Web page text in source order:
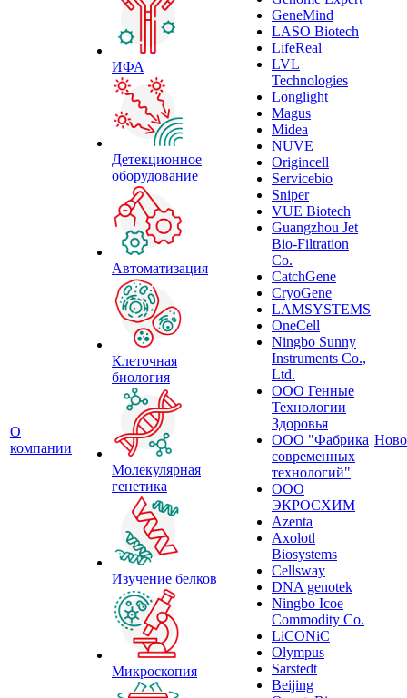
О
компании
ИФА
Детекционное
оборудование
Автоматизация
Клеточная
биология
Молекулярная
генетика
Изучение белков
Микроскопия
GeneMind
LASO Biotech
LifeReal
LVL
Technologies
Longlight
Magus
Midea
NUVE
Origincell
Servicebio
Sniper
VUE Biotech
Guangzhou Jet
Bio-Filtration
Co.
CatchGene
CryoGene
LAMSYSTEMS
OneCell
Ningbo Sunny
Instruments Co.,
Ltd.
ООО Генные
Технологии
Здоровья
ООО "Фабрика
современных
технологий"
ООО
ЭКРОСХИМ
Azenta
Axolotl
Biosystems
Cellsway
DNA genotek
Ningbo Icoe
Commodity Co.
LiCONiC
Olympus
Sarstedt
Beijing